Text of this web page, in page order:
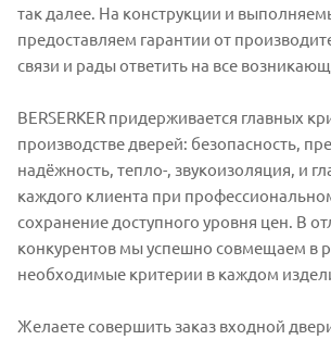
так далее. На конструкции и
предоставляем гарантии от
связи и рады ответить на все
BERSERKER придерживается главных
производстве дверей: безопасность,
надёжность, тепло-, звукоизоляция, и
каждого клиента при
сохранение доступного уровня цен. В
конкурентов мы успешно совмещаем в
необходимые критерии в каждом
Желаете совершить заказ входной